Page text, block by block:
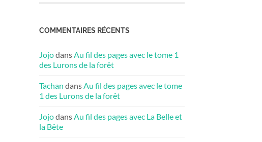
COMMENTAIRES RÉCENTS
JojodansAu fil des pages avec le tome 1
des Lurons de la forêt
Tachan dansAu fil des pages avec le tome
1 des Lurons de la forêt
JojodansAu fil des pages avec La Belle et
la Bête